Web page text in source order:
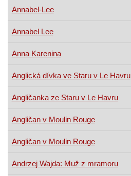
Annabel-Lee
Annabel Lee
Anna Karenina
Anglická dívka ve Staru v Le Havru
Angličanka ze Staru v Le Havru
Angličan v Moulin Rouge
Angličan v Moulin Rouge
Andrzej Wajda: Muž z mramoru